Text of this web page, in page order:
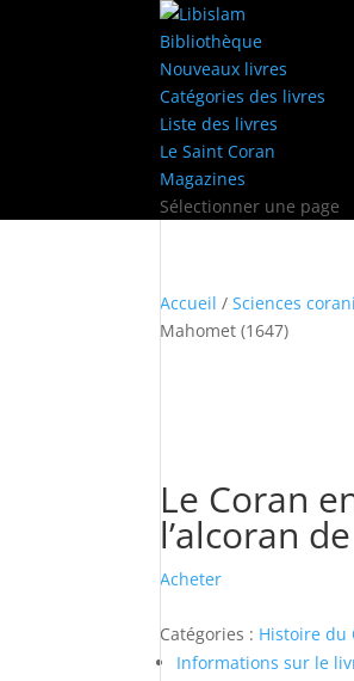
Bibliothèque
Nouveaux livres
Catégories des livres
Liste des livres
Le Saint Coran
Magazines
Sélectionner une page
Accueil /Sciences
Mahomet (1647)
Le Coran
l’alcoran
Acheter
Catégories : Histoire du
Informations sur le